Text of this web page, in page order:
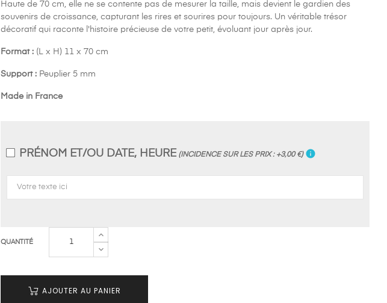
Haute de 70 cm, elle ne se contente pas de mesurer la taille, mais devient le gardien des
souvenirs de croissance, capturant les rires et sourires pour toujours. Un véritable trésor
décoratif qui raconte l'histoire précieuse de votre petit, évoluant jour après jour.
Format : (L x H) 11 x 70 cm
Support : Peuplier 5 mm
Made in France
PRÉNOM ET/OU DATE, HEURE (INCIDENCE SUR LES PRIX : +3,00 €) info
QUANTITÉ
AJOUTER AU PANIER